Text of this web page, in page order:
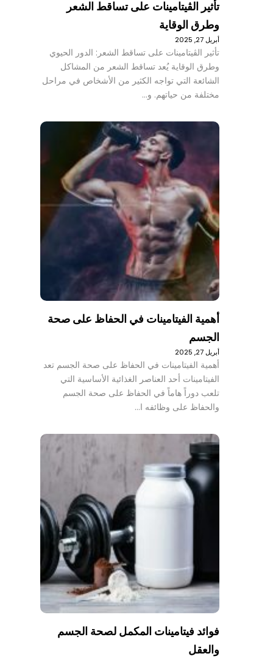
تأثير الڤيتامينات على تساقط الشعر
وطرق الوقاية
أبريل 27, 2025
تأثير الڤيتامينات على تساقط الشعر: الدور الحيوي
وطرق الوقاية يُعد تساقط الشعر من المشاكل
الشائعة التي تواجه الكثير من الأشخاص في مراحل
مختلفة من حياتهم. و…
أهمية الفيتامينات في الحفاظ على صحة
الجسم
أبريل 27, 2025
أهمية الفيتامينات في الحفاظ على صحة الجسم تعد
الفيتامينات أحد العناصر الغذائية الأساسية التي
تلعب دوراً هاماً في الحفاظ على صحة الجسم
والحفاظ على وظائفه ا…
فوائد فيتامينات المكمل لصحة الجسم
والعقل